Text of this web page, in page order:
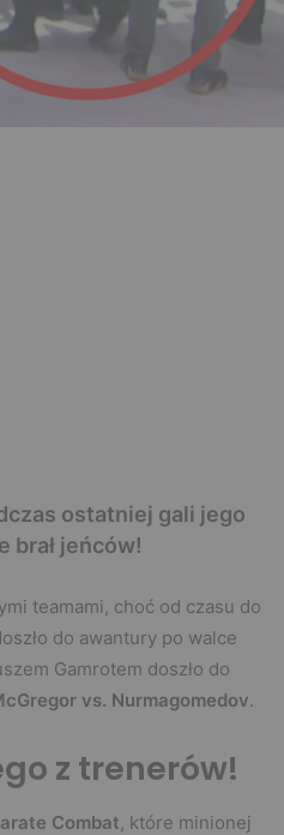
ostatniej gali jego
brał jeńców!
teamami, choć od czasu do
do awantury po walce
Gamrotem doszło do
vs. Nurmagomedov.
z trenerów!
Combat, które minionej